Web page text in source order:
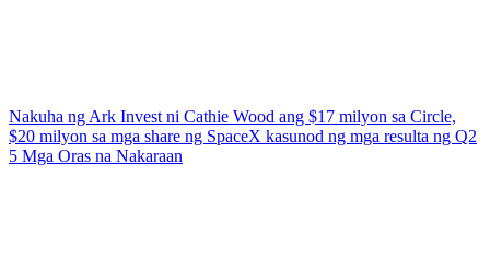
Nakuha ng Ark Invest ni Cathie Wood ang $17 milyon sa Circle,
$20 milyon sa mga share ng SpaceX kasunod ng mga resulta ng Q2
5 Mga Oras na Nakaraan